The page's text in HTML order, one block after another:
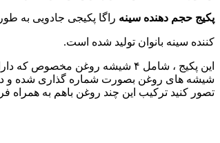
پکیج حجم دهنده سینه راگا پکیجی جادویی به
کننده سینه بانوان تولید شده است.
تصور کنید ترکیب این چند روغن باهم به